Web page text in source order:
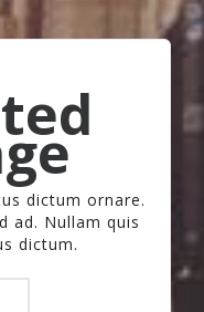
dictum ornare.
ad. Nullam quis
dictum.